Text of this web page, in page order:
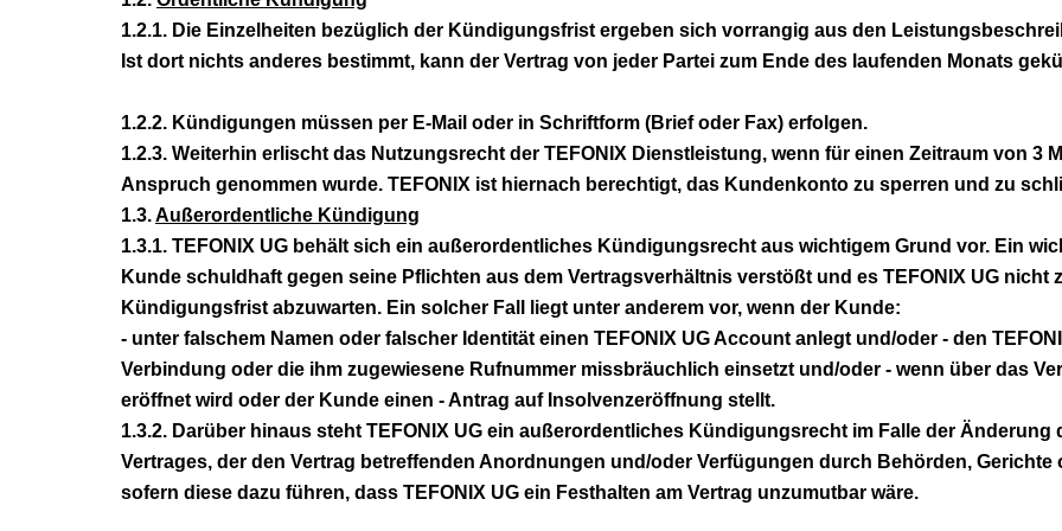
1.2.1. Die Einzelheiten bezüglich der Kündigungsfrist ergeben sich vorrangig aus den
Ist dort nichts anderes bestimmt, kann der Vertrag von jeder Partei zum Ende des laufenden Monats
1.2.2. Kündigungen müssen per E-Mail oder in Schriftform (Brief oder Fax) erfolgen.
1.2.3. Weiterhin erlischt das Nutzungsrecht der TEFONIX Dienstleistung, wenn für einen Zeitraum von 3
Anspruch genommen wurde. TEFONIX ist hiernach berechtigt, das Kundenkonto zu sperren und zu
1.3.Außerordentliche Kündigung
1.3.1. TEFONIX UG behält sich ein außerordentliches Kündigungsrecht aus wichtigem Grund vor. Ein
Kunde schuldhaft gegen seine Pflichten aus dem Vertragsverhältnis verstößt und es TEFONIX UG nicht
Kündigungsfrist abzuwarten. Ein solcher Fall liegt unter anderem vor, wenn der Kunde:
- unter falschem Namen oder falscher Identität einen TEFONIX UG Account anlegt und/oder - den
Verbindung oder die ihm zugewiesene Rufnummer missbräuchlich einsetzt und/oder - wenn über das
eröffnet wird oder der Kunde einen - Antrag auf Insolvenzeröffnung stellt.
1.3.2. Darüber hinaus steht TEFONIX UG ein außerordentliches Kündigungsrecht im Falle der
Vertrages, der den Vertrag betreffenden Anordnungen und/oder Verfügungen durch Behörden, Gerichte
sofern diese dazu führen, dass TEFONIX UG ein Festhalten am Vertrag unzumutbar wäre.